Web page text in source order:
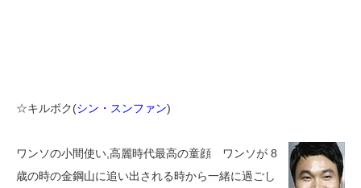
☆キルボク(シン・スンファン)
ワンソの小間使い,高麗時代最高の童顔 ワンソが 8
歳の時の金鋼山に追い出される時から一緒に過ごし